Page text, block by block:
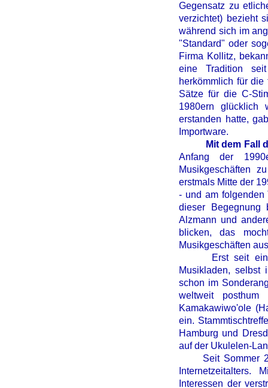
Gegensatz zu
verzichtet) bezieht
während sich im
"Standard" oder
Firma Kollitz,
eine Tradition
herkömmlich für
Sätze für die C-
1980ern glücklich
erstanden hatte,
Importware.
Mit dem Fall
Anfang der
Musikgeschäften
erstmals Mitte der
- und am folgenden
dieser
Alzmann und
blicken, das
Musikgeschäften
Erst seit
Musikladen, selbst
schon im
weltweit
Kamakawiwo'ole
ein.
Hamburg und
auf der Ukulelen-
Seit Sommer
Internetzeitalters.
Interessen der